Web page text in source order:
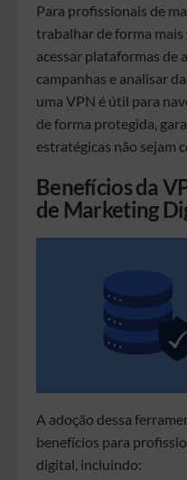
Para profissionais de
trabalhar de forma mais
acessar plataformas de
campanhas e analisar
uma VPN é útil para
de forma protegida,
estratégicas não sejam
Benefícios da
de Marketing
A adoção dessa
benefícios para
digital, incluindo: